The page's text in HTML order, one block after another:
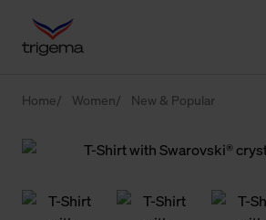
Home Women New & Popular